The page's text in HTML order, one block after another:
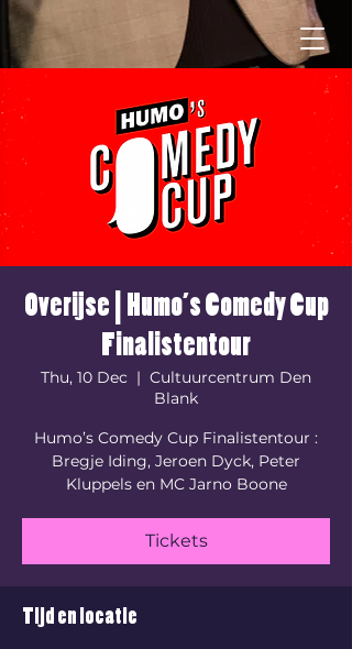
Overijse | Humo’s Comedy Cup
Finalistentour
Thu, 10 Dec
  |
Cultuurcentrum Den
Blank
Humo’s Comedy Cup Finalistentour :
Bregje Iding, Jeroen Dyck, Peter
Kluppels en MC Jarno Boone
Tickets
Tijd en locatie